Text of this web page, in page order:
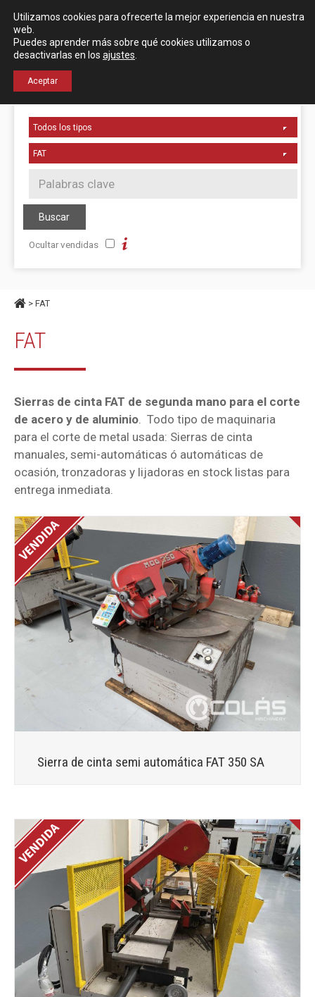
Localización Español English
Ocultar vendidas
> FAT
FAT
Sierras de cinta FAT de segunda mano para el corte
de acero y de aluminio. Todo tipo de maquinaria
para el corte de metal usada: Sierras de cinta
manuales, semi-automáticas ó automáticas de
ocasión, tronzadoras y lijadoras en stock listas para
entrega inmediata.
Sierra de cinta semi automática FAT 350 SA
Utilizamos cookies para ofrecerte la mejor experiencia en nuestra
web.
Puedes aprender más sobre qué cookies utilizamos o
desactivarlas en los ajustes
Aceptar